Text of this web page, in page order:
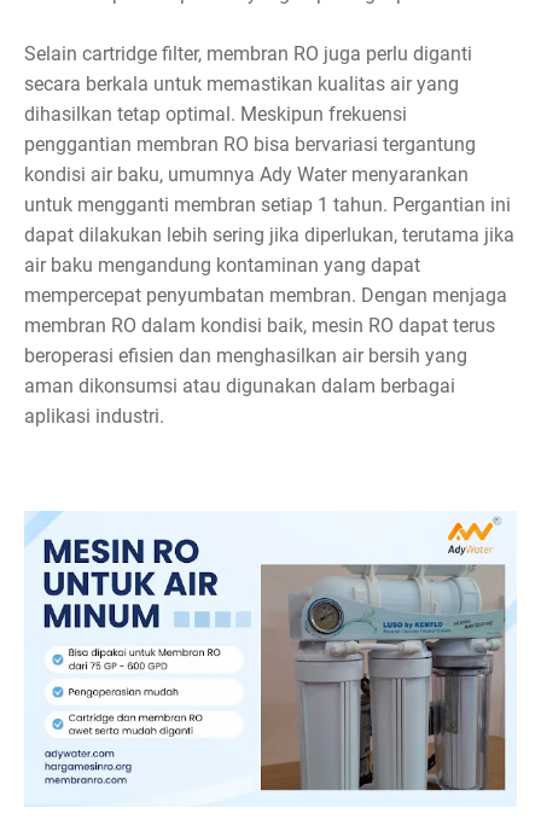
Selain cartridge filter, membran RO juga perlu diganti
secara berkala untuk memastikan kualitas air yang
dihasilkan tetap optimal. Meskipun frekuensi
penggantian membran RO bisa bervariasi tergantung
kondisi air baku, umumnya Ady Water menyarankan
untuk mengganti membran setiap 1 tahun. Pergantian ini
dapat dilakukan lebih sering jika diperlukan, terutama jika
air baku mengandung kontaminan yang dapat
mempercepat penyumbatan membran. Dengan menjaga
membran RO dalam kondisi baik, mesin RO dapat terus
beroperasi efisien dan menghasilkan air bersih yang
aman dikonsumsi atau digunakan dalam berbagai
aplikasi industri.